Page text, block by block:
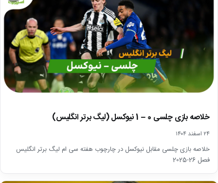
خلاصه بازی چلسی 0 – 1 نیوکسل (لیگ برتر انگلیس)
۲۴ اسفند ۱۴۰۴
خلاصه بازی چلسی مقابل نیوکسل در چارچوب هفته سی ام لیگ برتر انگلیس
فصل 26-2025